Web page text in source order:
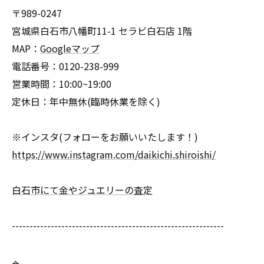
〒989-0247
宮城県白石市八幡町11-1 セラビ白石店 1階
MAP： Googleマップ
電話番号：0120-238-999
営業時間：10:00~19:00
定休日：年中無休(臨時休業を除く)
※インスタ(フォローをお願いいたします！)
https://www.instagram.com/daikichi.shiroishi/
白石市にて金やジュエリーの査定
------------------------------------------------------------